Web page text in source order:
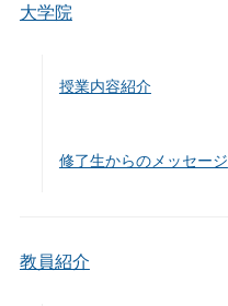
大学院
授業内容紹介
修了生からのメッセージ
教員紹介